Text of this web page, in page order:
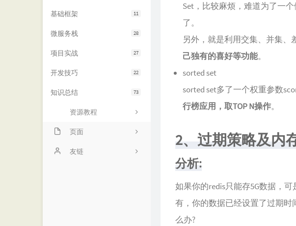
11
基础框架
28
微服务栈
27
项目实战
22
开发技巧
73
知识总结
资源教程
页面
项目友链
Set，比较麻烦，难道为了一
了。
另外，就是利用交集、并集、
己独有的喜好等功能。
sorted set
sorted set多了一个权重参数
行榜应用，取TOP N操作。
2、过期策略及内
分析:
如果你的redis只能存5G数据，
有，你的数据已经设置了过期
么办?